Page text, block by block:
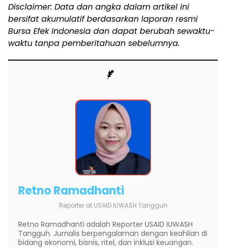
Disclaimer: Data dan angka dalam artikel ini
bersifat akumulatif berdasarkan laporan resmi
Bursa Efek Indonesia dan dapat berubah sewaktu-
waktu tanpa pemberitahuan sebelumnya.
Retno Ramadhanti
Reporter at USAID IUWASH Tangguh
Retno Ramadhanti adalah Reporter USAID IUWASH
Tangguh. Jurnalis berpengalaman dengan keahlian di
bidang ekonomi, bisnis, ritel, dan inklusi keuangan.